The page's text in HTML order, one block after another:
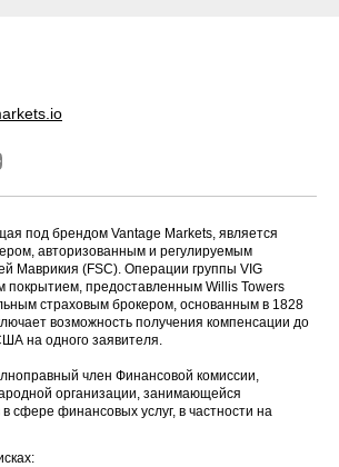
под брендом Vantage Markets, является
авторизованным и регулируемым
Маврикия (FSC). Операции группы VIG
предоставленным Willis Towers
страховым брокером, основанным в 1828
возможность получения компенсации до
на одного заявителя.
член Финансовой комиссии,
организации, занимающейся
сфере финансовых услуг, в частности на